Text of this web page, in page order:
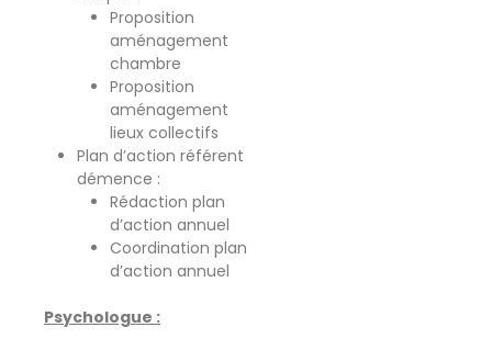
Proposition
aménagement
chambre
Proposition
aménagement
lieux collectifs
Plan d’action référent
démence :
Rédaction plan
d’action annuel
Coordination plan
d’action annuel
Psychologue :